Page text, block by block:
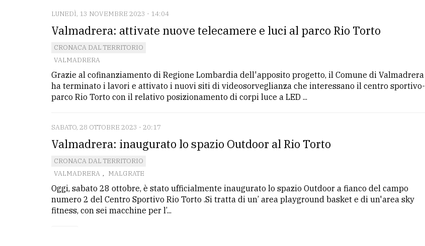
LUNEDÌ, 13 NOVEMBRE 2023 - 14:04
Valmadrera: attivate nuove telecamere e luci al parco Rio Torto
CRONACA DAL TERRITORIO
VALMADRERA
Grazie al cofinanziamento di Regione Lombardia dell'apposito progetto, il Comune di Valmadrera
ha terminato i lavori e attivato i nuovi siti di videosorveglianza che interessano il centro sportivo-
parco Rio Torto con il relativo posizionamento di corpi luce a LED ...
SABATO, 28 OTTOBRE 2023 - 20:17
Valmadrera: inaugurato lo spazio Outdoor al Rio Torto
CRONACA DAL TERRITORIO
VALMADRERA , MALGRATE
Oggi, sabato 28 ottobre, è stato ufficialmente inaugurato lo spazio Outdoor a fianco del campo
numero 2 del Centro Sportivo Rio Torto .Si tratta di un’ area playground basket e di un'area sky
fitness, con sei macchine per l’...